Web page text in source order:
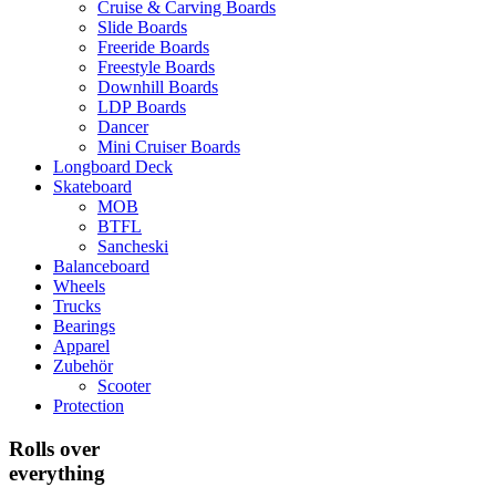
Cruise & Carving Boards
Slide Boards
Freeride Boards
Freestyle Boards
Downhill Boards
LDP Boards
Dancer
Mini Cruiser Boards
Longboard Deck
Skateboard
MOB
BTFL
Sancheski
Balanceboard
Wheels
Trucks
Bearings
Apparel
Zubehör
Scooter
Protection
Rolls over
everything